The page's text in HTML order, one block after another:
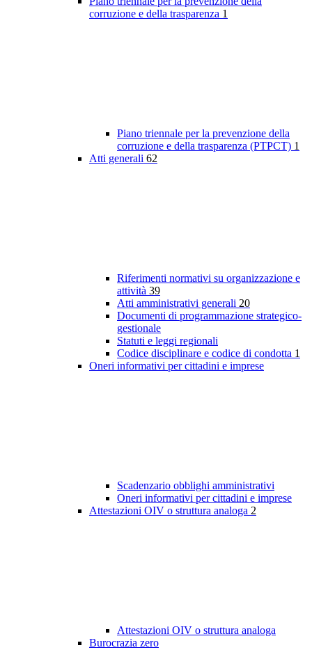
corruzione e della trasparenza 1
Piano triennale per la prevenzione della
corruzione e della trasparenza (PTPCT) 1
Atti generali 62
Riferimenti normativi su organizzazione e
attività 39
Atti amministrativi generali 20
Documenti di programmazione strategico-
gestionale
Statuti e leggi regionali
Codice disciplinare e codice di condotta 1
Oneri informativi per cittadini e imprese
Scadenzario obblighi amministrativi
Oneri informativi per cittadini e imprese
Attestazioni OIV o struttura analoga 2
Attestazioni OIV o struttura analoga
Burocrazia zero